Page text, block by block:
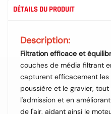
DÉTAILS DU PRODUIT
Description:
Filtration efficace et
couches de média filtrant
capturent efficacement les
poussière et le gravier,
l'admission et en
de l'air, aidant ainsi le